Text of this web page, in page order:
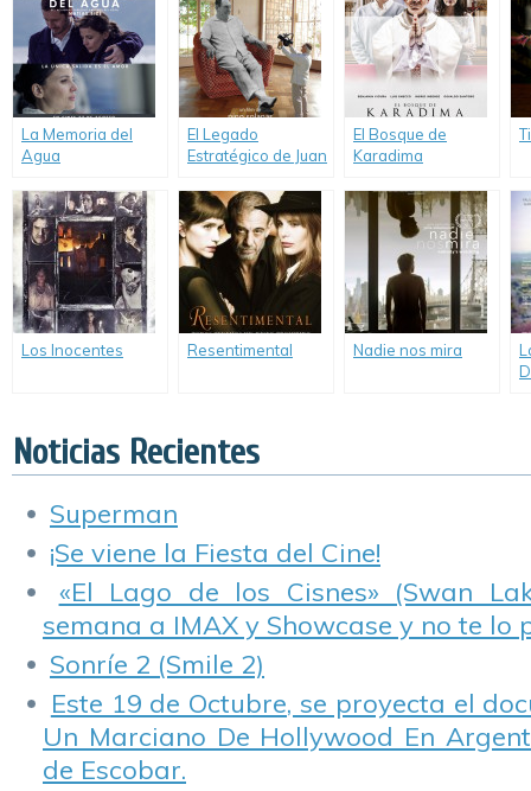
La Memoria del
Agua
El Legado
Estratégico de Juan
El Bosque de
Karadima
Los Inocentes Resentimental Nadie nos mira
Noticias Recientes
Superman
¡Se viene la Fiesta del Cine!
«El Lago de los Cisnes» (Swan
semana a IMAX y Showcase y no te lo
Sonríe 2 (Smile 2)
Este 19 de Octubre, se proyecta el
Un Marciano De Hollywood En
de Escobar.